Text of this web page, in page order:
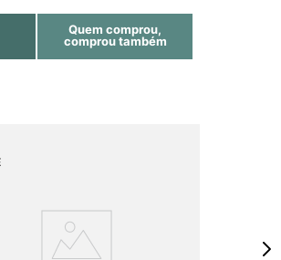
Quem comprou,
comprou também